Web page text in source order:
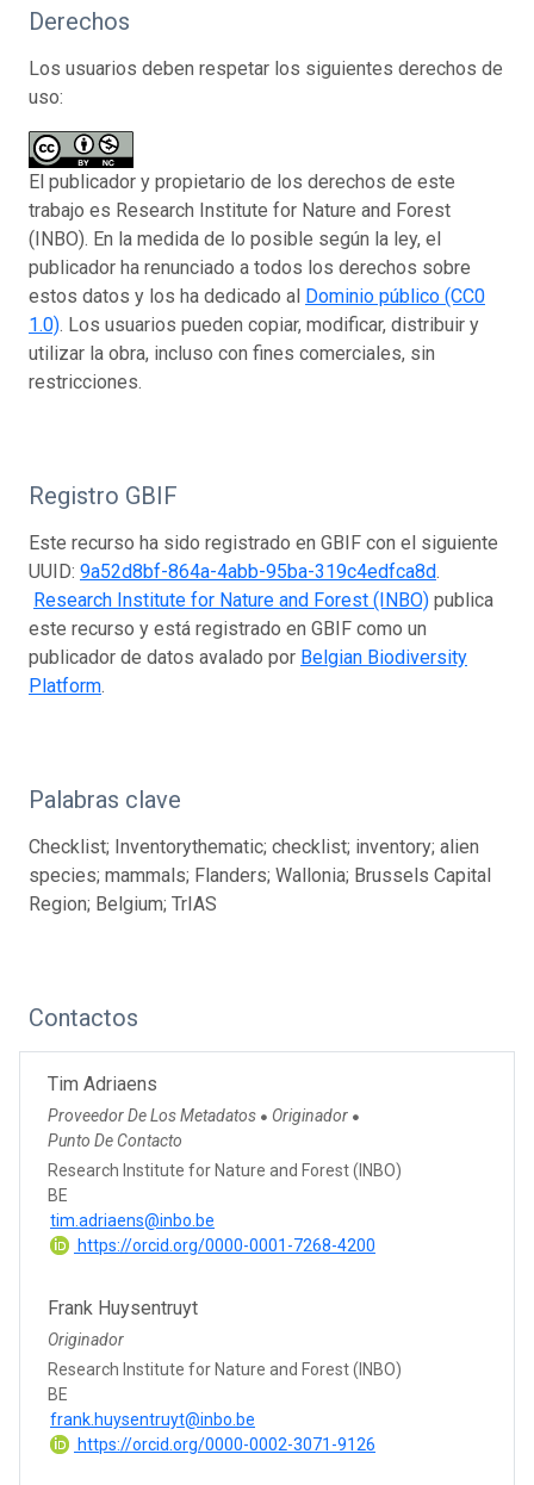
Derechos
Los usuarios deben respetar los siguientes derechos de
uso:
El publicador y propietario de los derechos de este
trabajo es Research Institute for Nature and Forest
(INBO). En la medida de lo posible según la ley, el
publicador ha renunciado a todos los derechos sobre
estos datos y los ha dedicado al Dominio público (CC0
1.0). Los usuarios pueden copiar, modificar, distribuir y
utilizar la obra, incluso con fines comerciales, sin
restricciones.
Registro GBIF
Este recurso ha sido registrado en GBIF con el siguiente
UUID: 9a52d8bf-864a-4abb-95ba-319c4edfca8d.
Research Institute for Nature and Forest (INBO) publica
este recurso y está registrado en GBIF como un
publicador de datos avalado por Belgian Biodiversity
Platform.
Palabras clave
Checklist; Inventorythematic; checklist; inventory; alien
species; mammals; Flanders; Wallonia; Brussels Capital
Region; Belgium; TrIAS
Contactos
Tim Adriaens
Proveedor De Los Metadatos ● Originador ●
Punto De Contacto
Research Institute for Nature and Forest (INBO)
BE
tim.adriaens@inbo.be
https://orcid.org/0000-0001-7268-4200
Frank Huysentruyt
Originador
Research Institute for Nature and Forest (INBO)
BE
frank.huysentruyt@inbo.be
https://orcid.org/0000-0002-3071-9126